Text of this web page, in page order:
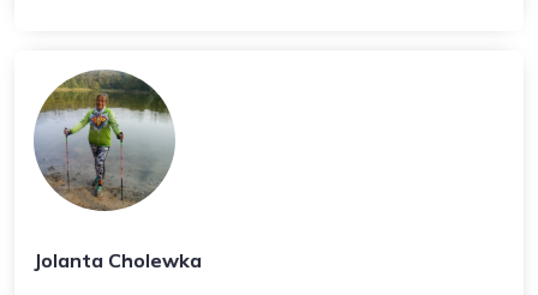
Jolanta Cholewka